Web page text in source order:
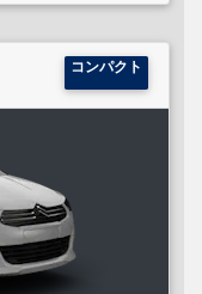
コンパクト